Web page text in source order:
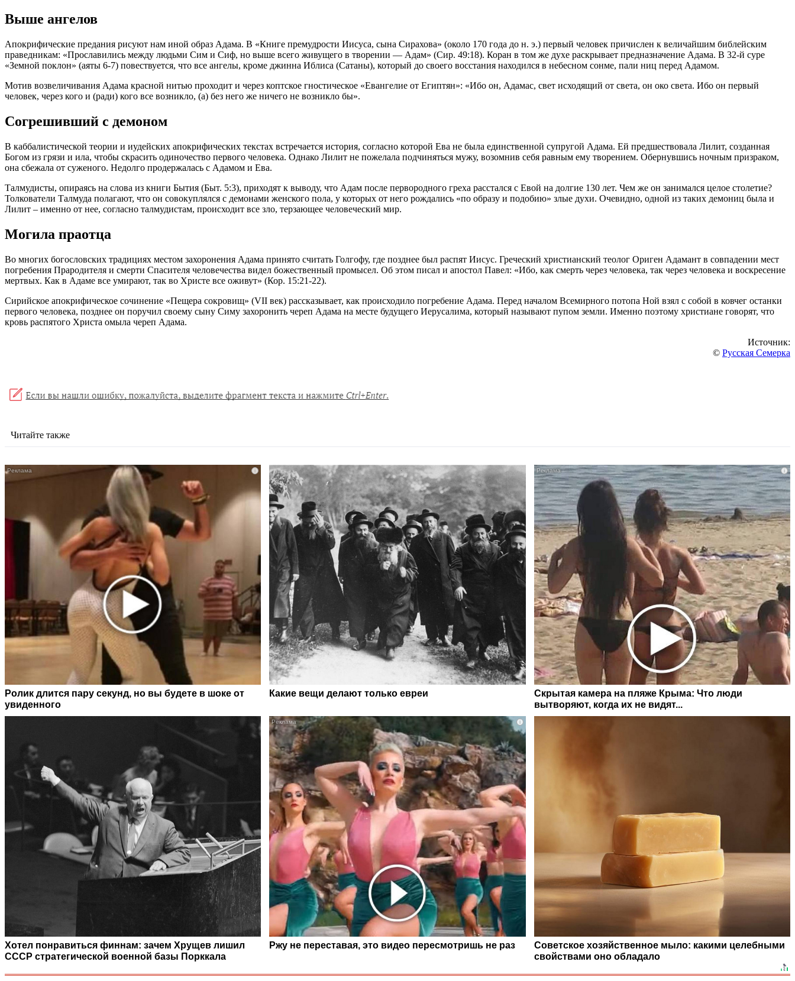
Выше ангелов
Апокрифические предания рисуют нам иной образ Адама. В «Книге премудрости Иисуса, сына Сирахова» (около 170 года до н. э.) первый человек причислен к величайшим библейским
праведникам: «Прославились между людьми Сим и Сиф, но выше всего живущего в творении — Адам» (Сир. 49:18). Коран в том же духе раскрывает предназначение Адама. В 32-й суре
«Земной поклон» (аяты 6-7) повествуется, что все ангелы, кроме джинна Иблиса (Сатаны), который до своего восстания находился в небесном сонме, пали ниц перед Адамом.
Мотив возвеличивания Адама красной нитью проходит и через коптское гностическое «Евангелие от Египтян»: «Ибо он, Адамас, свет исходящий от света, он око света. Ибо он первый
человек, через кого и (ради) кого все возникло, (а) без него же ничего не возникло бы».
Согрешивший с демоном
В каббалистической теории и иудейских апокрифических текстах встречается история, согласно которой Ева не была единственной супругой Адама. Ей предшествовала Лилит, созданная
Богом из грязи и ила, чтобы скрасить одиночество первого человека. Однако Лилит не пожелала подчиняться мужу, возомнив себя равным ему творением. Обернувшись ночным призраком,
она сбежала от суженого. Недолго продержалась с Адамом и Ева.
Талмудисты, опираясь на слова из книги Бытия (Быт. 5:3), приходят к выводу, что Адам после первородного греха расстался с Евой на долгие 130 лет. Чем же он занимался целое столетие?
Толкователи Талмуда полагают, что он совокуплялся с демонами женского пола, у которых от него рождались «по образу и подобию» злые духи. Очевидно, одной из таких демониц была и
Лилит – именно от нее, согласно талмудистам, происходит все зло, терзающее человеческий мир.
Могила праотца
Во многих богословских традициях местом захоронения Адама принято считать Голгофу, где позднее был распят Иисус. Греческий христианский теолог Ориген Адамант в совпадении мест
погребения Прародителя и смерти Спасителя человечества видел божественный промысел. Об этом писал и апостол Павел: «Ибо, как смерть через человека, так через человека и воскресение
мертвых. Как в Адаме все умирают, так во Христе все оживут» (Кор. 15:21-22).
Сирийское апокрифическое сочинение «Пещера сокровищ» (VII век) рассказывает, как происходило погребение Адама. Перед началом Всемирного потопа Ной взял с собой в ковчег останки
первого человека, позднее он поручил своему сыну Симу захоронить череп Адама на месте будущего Иерусалима, который называют пупом земли. Именно поэтому христиане говорят, что
кровь распятого Христа омыла череп Адама.
Источник:
© Русская Семерка
Читайте также
i
Ролик длится пару секунд, но вы будете в шоке от
увиденного
Какие вещи делают только евреи
i
Скрытая камера на пляже Крыма: Что люди
вытворяют, когда их не видят...
Хотел понравиться финнам: зачем Хрущев лишил
СССР стратегической военной базы Порккала
i
Ржу не переставая, это видео пересмотришь не раз
Советское хозяйственное мыло: какими целебными
свойствами оно обладало